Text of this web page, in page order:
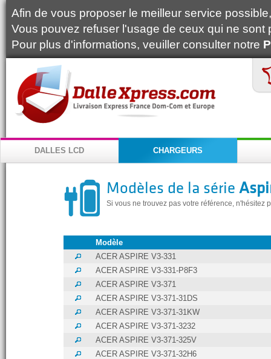
Afin de vous proposer le meilleur service
Vous pouvez refuser l'usage de ceux qui ne
Pour plus d'informations, veuiller consulter notre
DALLES LCD CHARGEURS
Modèles de la série
Si vous ne trouvez pas votre référence, n'hésitez
Modèle
ACER ASPIRE V3-331
ACER ASPIRE V3-331-P8F3
ACER ASPIRE V3-371
ACER ASPIRE V3-371-31DS
ACER ASPIRE V3-371-31KW
ACER ASPIRE V3-371-3232
ACER ASPIRE V3-371-325V
ACER ASPIRE V3-371-32H6